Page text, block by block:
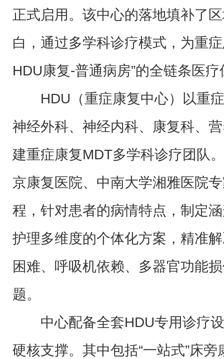
正式启用。该中心的落地填补了
白，通过多学科诊疗模式，为重
HDU康复-普通病房”的全链条医
HDU（重症康复中心）以重
神经外科、神经内科、康复科、
建重症康复MDT多学科诊疗团队
京康复医院、中南大学湘雅医院
程，针对患者的病情特点，制定
护理多维度的个体化方案，精准
困难、呼吸机依赖、多器官功能
题。
中心配备全套HDU专用诊疗
硬核支撑。其中包括“一站式”床